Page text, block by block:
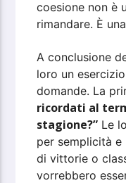
coesione non è
rimandare. È
A conclusione
loro un
domande. La
ricordati al
stagione?” Le
per semplicità e
di vittorie o
vorrebbero